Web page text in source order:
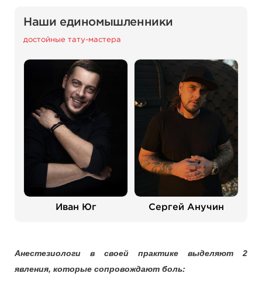
Наши единомышленники
достойные тату-мастера
Иван Юг Сергей Анучин
Анестезиологи в своей практике выделяют 2
явления, которые сопровождают боль: